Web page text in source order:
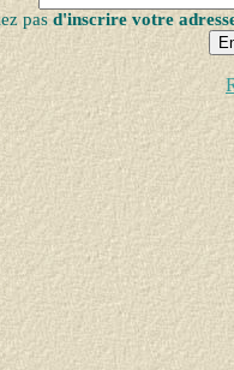
pas d'inscrire votre